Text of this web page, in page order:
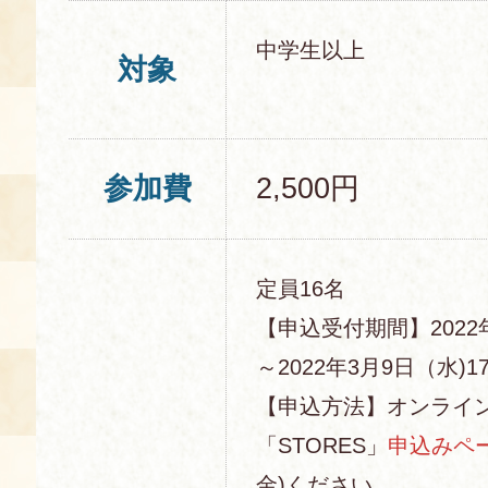
対象
中学生以上
参加費 2,500円
定員16名
【申込受付期間】
～2022年3月9日（水
【申込方法】オンライ
「STORES」 申込みペ